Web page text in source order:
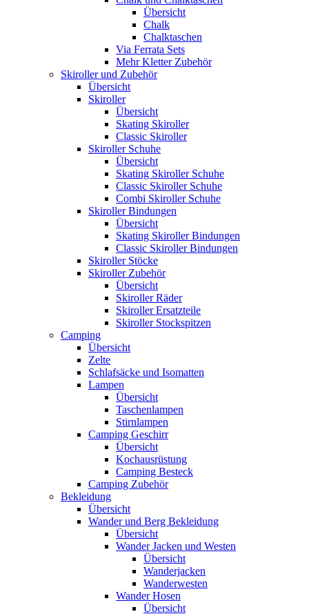
Übersicht
Chalk
Chalktaschen
Via Ferrata Sets
Mehr Kletter Zubehör
Skiroller und Zubehör
Übersicht
Skiroller
Übersicht
Skating Skiroller
Classic Skiroller
Skiroller Schuhe
Übersicht
Skating Skiroller Schuhe
Classic Skiroller Schuhe
Combi Skiroller Schuhe
Skiroller Bindungen
Übersicht
Skating Skiroller Bindungen
Classic Skiroller Bindungen
Skiroller Stöcke
Skiroller Zubehör
Übersicht
Skiroller Räder
Skiroller Ersatzteile
Skiroller Stockspitzen
Camping
Übersicht
Zelte
Schlafsäcke und Isomatten
Lampen
Übersicht
Taschenlampen
Stirnlampen
Camping Geschirr
Übersicht
Kochausrüstung
Camping Besteck
Camping Zubehör
Bekleidung
Übersicht
Wander und Berg Bekleidung
Übersicht
Wander Jacken und Westen
Übersicht
Wanderjacken
Wanderwesten
Wander Hosen
Übersicht